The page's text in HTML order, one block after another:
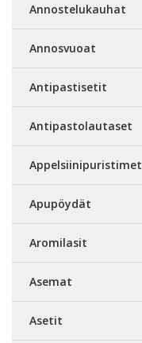
Annostelukauhat
Annosvuoat
Antipastisetit
Antipastolautaset
Appelsiinipuristimet
Apupöydät
Aromilasit
Asemat
Asetit